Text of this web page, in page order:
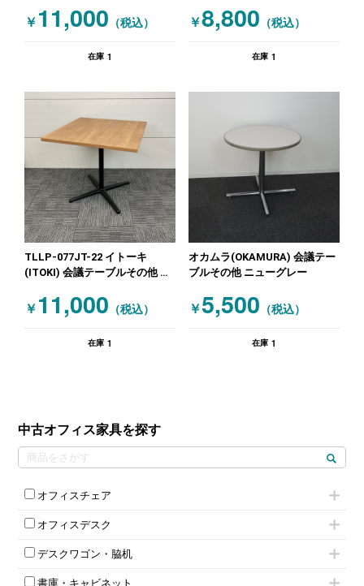
中古オフィス家具を探す
オフィスチェア
肘付きチェア
肘無しチェア
役員チェア
オフィスチェアその他
オフィスデスク
片袖机
フリーアドレスデスク（ベンチデスク）
昇降デスク
デスクワゴン・脇机
インワゴン2段
書庫・キャビネット
￥ 11,000 （税込）
在庫 1
分特価!! ベージュ
￥8,800 （税込）
在庫 1
TLLP-077JT-22 イトーキ
(ITOKI) 会議テーブルその他 木
￥ 11,000 （税込）
在庫 1
オカムラ(OKAMURA) 会議テー
ブルその他 ニューグレー
￥5,500 （税込）
在庫 1